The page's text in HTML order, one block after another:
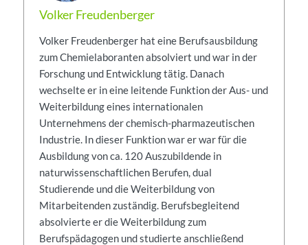
Volker Freudenberger
Volker Freudenberger hat eine Berufsausbildung
zum Chemielaboranten absolviert und war in der
Forschung und Entwicklung tätig. Danach
wechselte er in eine leitende Funktion der Aus- und
Weiterbildung eines internationalen
Unternehmens der chemisch-pharmazeutischen
Industrie. In dieser Funktion war er war für die
Ausbildung von ca. 120 Auszubildende in
naturwissenschaftlichen Berufen, dual
Studierende und die Weiterbildung von
Mitarbeitenden zuständig. Berufsbegleitend
absolvierte er die Weiterbildung zum
Berufspädagogen und studierte anschließend